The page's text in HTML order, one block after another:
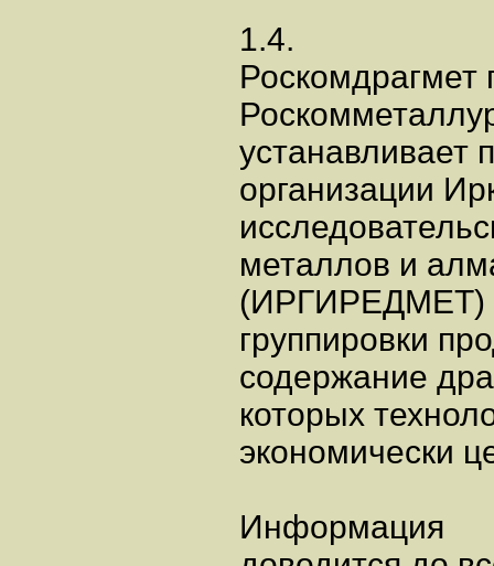
1.4.
Роскомдрагмет
устанавливает
организации
металлов и
(ИРГИРЕДМЕТ)
группировки
содержание
которых
экономически
Информация